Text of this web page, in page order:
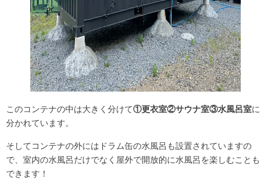
このコンテナの中は大きく分けて①更衣室②サウナ室③水風呂室に
分かれています。
そしてコンテナの外にはドラム缶の水風呂も設置されていますの
で、室内の水風呂だけでなく屋外で開放的に水風呂を楽しむことも
できます！